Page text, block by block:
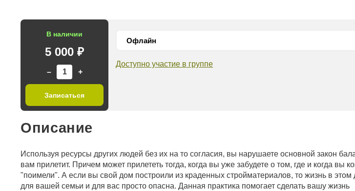
Доступно участие в группе
В наличии
5 000 ₽
– +
Записаться
Описание
Используя ресурсы других людей без их на то согласия, вы нарушаете основной закон
вам прилетит. Причем может прилететь тогда, когда вы уже забудете о том, где и когда вы
"поимели". А если вы свой дом построили из краденных стройматериалов, то жизнь в этом
для вашей семьи и для вас просто опасна. Данная практика помогает сделать вашу жизнь